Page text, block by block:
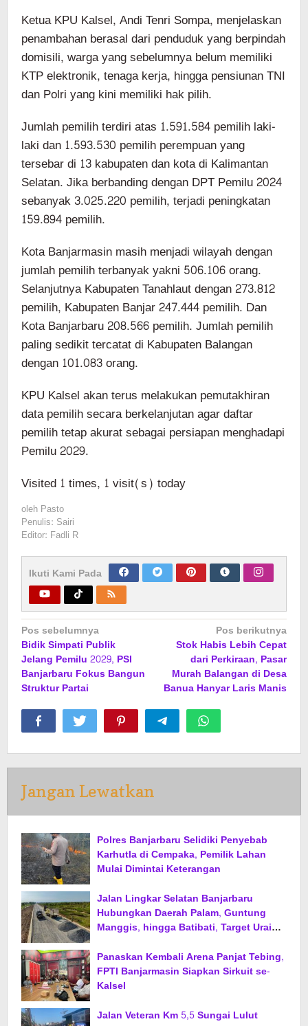
Ketua KPU Kalsel, Andi Tenri Sompa, menjelaskan
penambahan berasal dari penduduk yang berpindah
domisili, warga yang sebelumnya belum memiliki
KTP elektronik, tenaga kerja, hingga pensiunan TNI
dan Polri yang kini memiliki hak pilih.
Jumlah pemilih terdiri atas 1.591.584 pemilih laki-
laki dan 1.593.530 pemilih perempuan yang
tersebar di 13 kabupaten dan kota di Kalimantan
Selatan. Jika berbanding dengan DPT Pemilu 2024
sebanyak 3.025.220 pemilih, terjadi peningkatan
159.894 pemilih.
Kota Banjarmasin masih menjadi wilayah dengan
jumlah pemilih terbanyak yakni 506.106 orang.
Selanjutnya Kabupaten Tanahlaut dengan 273.812
pemilih, Kabupaten Banjar 247.444 pemilih. Dan
Kota Banjarbaru 208.566 pemilih. Jumlah pemilih
paling sedikit tercatat di Kabupaten Balangan
dengan 101.083 orang.
KPU Kalsel akan terus melakukan pemutakhiran
data pemilih secara berkelanjutan agar daftar
pemilih tetap akurat sebagai persiapan menghadapi
Pemilu 2029.
Visited 1 times, 1 visit(s) today
oleh Pasto
Penulis: Sairi
Editor: Fadli R
Ikuti Kami Pada
Navigasi
pos
Pos sebelumnya
Bidik Simpati Publik
Jelang Pemilu 2029, PSI
Banjarbaru Fokus Bangun
Struktur Partai
Pos berikutnya
Stok Habis Lebih Cepat
dari Perkiraan, Pasar
Murah Balangan di Desa
Banua Hanyar Laris Manis
Jangan Lewatkan
Polres Banjarbaru Selidiki Penyebab
Karhutla di Cempaka, Pemilik Lahan
Mulai Dimintai Keterangan
Jalan Lingkar Selatan Banjarbaru
Hubungkan Daerah Palam, Guntung
Manggis, hingga Batibati, Target Urai
Panaskan Kembali Arena Panjat Tebing,
FPTI Banjarmasin Siapkan Sirkuit se-
Kalsel
Jalan Veteran Km 5,5 Sungai Lulut